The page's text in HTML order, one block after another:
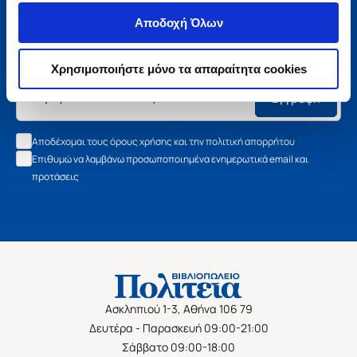
Αποδοχή Όλων
Χρησιμοποιήστε μόνο τα απαραίτητα cookies
Μάθετε τα νέα της Πολιτείας
Εγγραφείτε στο newsletter μας και μάθετε πρώτοι όλα τα
νέα βιβλία, τις εξαιρετικές τιμές και τις εκδηλώσεις μας.
Εγγραφή
Αποδέχομαι τους όρους χρήσης και την πολιτική απορρήτου
Επιθυμώ να λαμβάνω προσωποποιημένα ενημερωτικά email και
προτάσεις
Ασκληπιού 1-3, Αθήνα 106 79
Δευτέρα - Παρασκευή 09:00-21:00
Σάββατο 09:00-18:00